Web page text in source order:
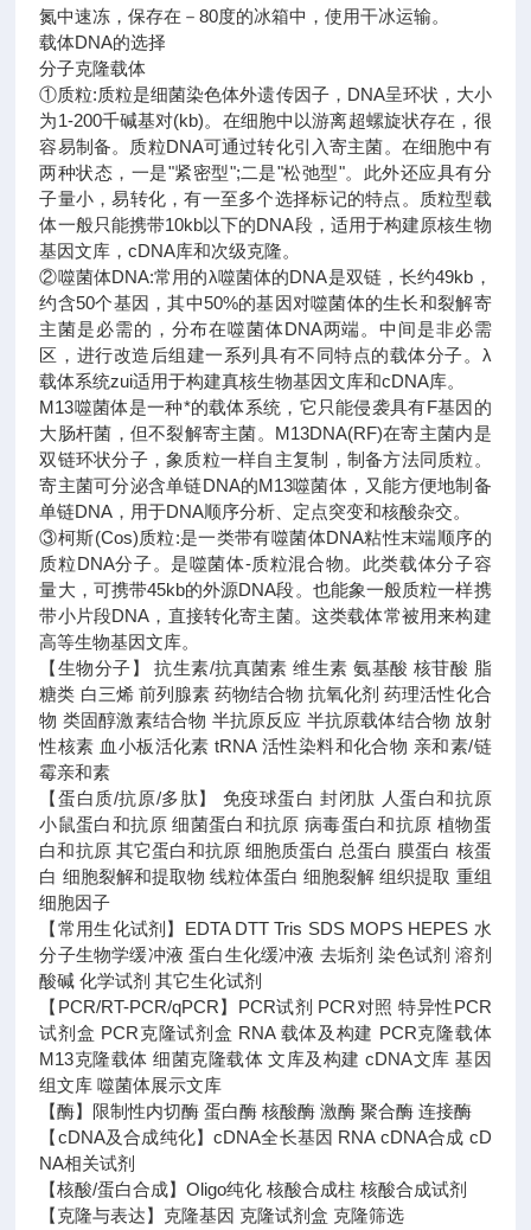
氮中速冻，保存在－80度的冰箱中，使用干冰运输。
载体DNA的选择
分子克隆载体
①质粒:质粒是细菌染色体外遗传因子，DNA呈环状，大小
为1-200千碱基对(kb)。在细胞中以游离超螺旋状存在，很
容易制备。质粒DNA可通过转化引入寄主菌。在细胞中有
两种状态，一是"紧密型";二是"松弛型"。此外还应具有分
子量小，易转化，有一至多个选择标记的特点。质粒型载
体一般只能携带10kb以下的DNA段，适用于构建原核生物
基因文库，cDNA库和次级克隆。
②噬菌体DNA:常用的λ噬菌体的DNA是双链，长约49kb，
约含50个基因，其中50%的基因对噬菌体的生长和裂解寄
主菌是必需的，分布在噬菌体DNA两端。中间是非必需
区，进行改造后组建一系列具有不同特点的载体分子。λ
载体系统zui适用于构建真核生物基因文库和cDNA库。
M13噬菌体是一种*的载体系统，它只能侵袭具有F基因的
大肠杆菌，但不裂解寄主菌。M13DNA(RF)在寄主菌内是
双链环状分子，象质粒一样自主复制，制备方法同质粒。
寄主菌可分泌含单链DNA的M13噬菌体，又能方便地制备
单链DNA，用于DNA顺序分析、定点突变和核酸杂交。
③柯斯(Cos)质粒:是一类带有噬菌体DNA粘性末端顺序的
质粒DNA分子。是噬菌体-质粒混合物。此类载体分子容
量大，可携带45kb的外源DNA段。也能象一般质粒一样携
带小片段DNA，直接转化寄主菌。这类载体常被用来构建
高等生物基因文库。
【生物分子】 抗生素/抗真菌素 维生素 氨基酸 核苷酸 脂
糖类 白三烯 前列腺素 药物结合物 抗氧化剂 药理活性化合
物 类固醇激素结合物 半抗原反应 半抗原载体结合物 放射
性核素 血小板活化素 tRNA 活性染料和化合物 亲和素/链
霉亲和素
【蛋白质/抗原/多肽】 免疫球蛋白 封闭肽 人蛋白和抗原
小鼠蛋白和抗原 细菌蛋白和抗原 病毒蛋白和抗原 植物蛋
白和抗原 其它蛋白和抗原 细胞质蛋白 总蛋白 膜蛋白 核蛋
白 细胞裂解和提取物 线粒体蛋白 细胞裂解 组织提取 重组
细胞因子
【常用生化试剂】EDTA DTT Tris SDS MOPS HEPES 水
分子生物学缓冲液 蛋白生化缓冲液 去垢剂 染色试剂 溶剂
酸碱 化学试剂 其它生化试剂
【PCR/RT-PCR/qPCR】PCR试剂 PCR对照 特异性PCR
试剂盒 PCR克隆试剂盒 RNA 载体及构建 PCR克隆载体
M13克隆载体 细菌克隆载体 文库及构建 cDNA文库 基因
组文库 噬菌体展示文库
【酶】限制性内切酶 蛋白酶 核酸酶 激酶 聚合酶 连接酶
【cDNA及合成纯化】cDNA全长基因 RNA cDNA合成 cD
NA相关试剂
【核酸/蛋白合成】Oligo纯化 核酸合成柱 核酸合成试剂
【克隆与表达】克隆基因 克隆试剂盒 克隆筛选